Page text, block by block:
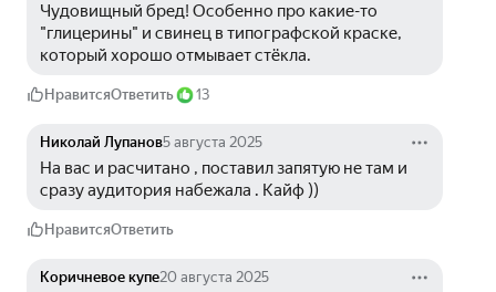
Чудовищный бред! Особенно про какие-то
"глицерины" и свинец в типографской краске,
который хорошо отмывает стëкла.
НравитсяОтветить 13
Николай Лупанов5 августа 2025
На вас и расчитано , поставил запятую не там и
сразу аудитория набежала . Кайф ))
НравитсяОтветить
Коричневое купе20 августа 2025